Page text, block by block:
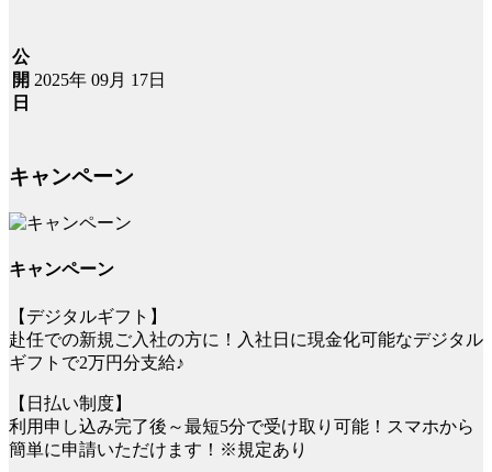
公
開
日
2025年 09月 17日
キャンペーン
キャンペーン
【デジタルギフト】
赴任での新規ご入社の方に！入社日に現金化可能なデジタル
ギフトで2万円分支給♪
【日払い制度】
利用申し込み完了後～最短5分で受け取り可能！スマホから
簡単に申請いただけます！※規定あり